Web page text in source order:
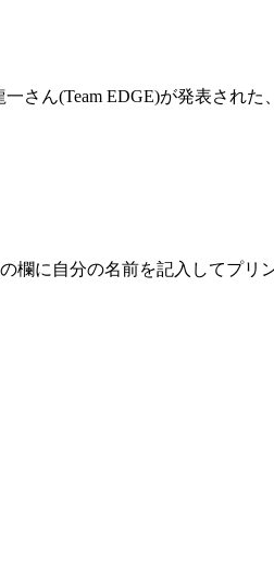
さん(Team EDGE)が発表され
欄に自分の名前を記入してプ